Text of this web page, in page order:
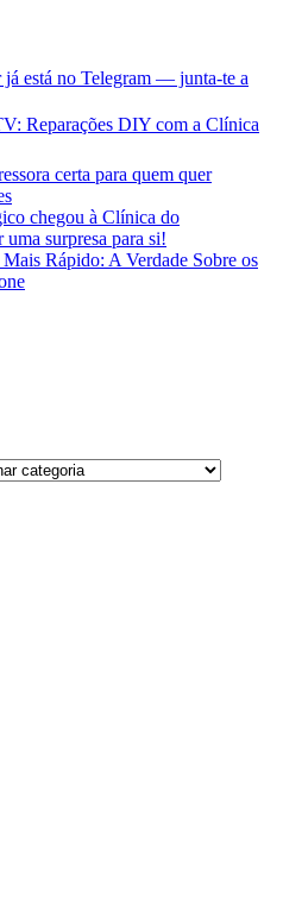
está no Telegram — junta-te a
Reparações DIY com a Clínica
certa para quem quer
chegou à Clínica do
surpresa para si!
Rápido: A Verdade Sobre os